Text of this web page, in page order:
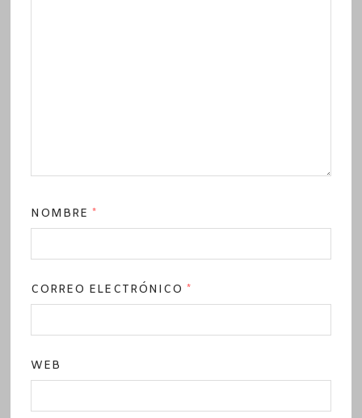
NOMBRE*
CORREO ELECTRÓNICO*
WEB